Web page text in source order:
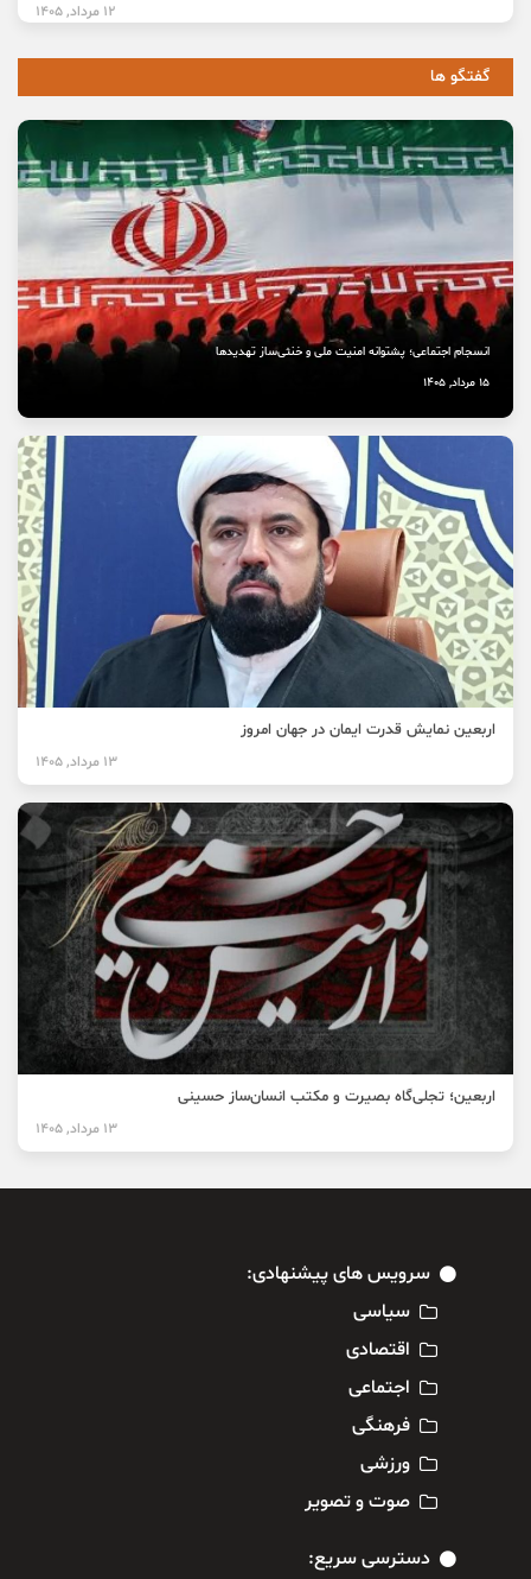
12 مرداد, 1405
گفتگو ها
انسجام اجتماعی؛ پشتوانه امنیت ملی و خنثی‌ساز تهدیدها
15 مرداد, 1405
اربعین نمایش قدرت ایمان در جهان امروز
13 مرداد, 1405
اربعین؛ تجلی‌گاه بصیرت و مکتب انسان‌ساز حسینی
13 مرداد, 1405
سرویس های پیشنهادی:
سیاسی
اقتصادی
اجتماعی
فرهنگی
ورزشی
صوت و تصویر
دسترسی سریع: